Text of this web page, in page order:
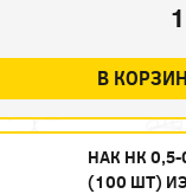
В
НАК НК
(100 ШТ)